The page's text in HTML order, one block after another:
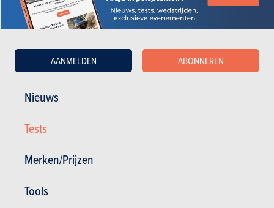
Nieuws
Tests
Merken/Prijzen
Tools
AANMELDEN ABONNEREN